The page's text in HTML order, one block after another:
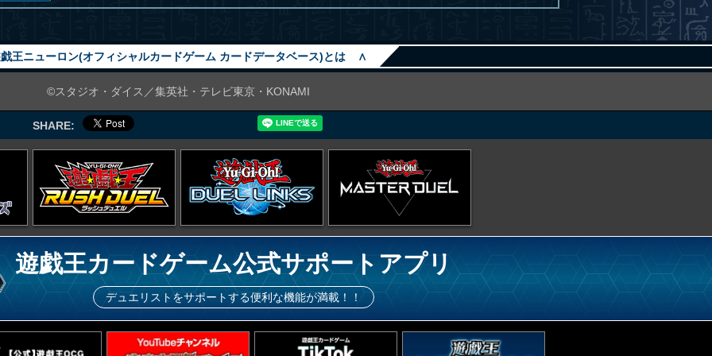
王ニューロン(オフィシャルカードゲーム カードデータベース)とは ∧
©スタジオ・ダイス／集英社・テレビ東京・KONAMI
SHARE:
遊戯王カードゲーム公式サポートアプリ
デュエリストをサポートする便利な機能が満載！！